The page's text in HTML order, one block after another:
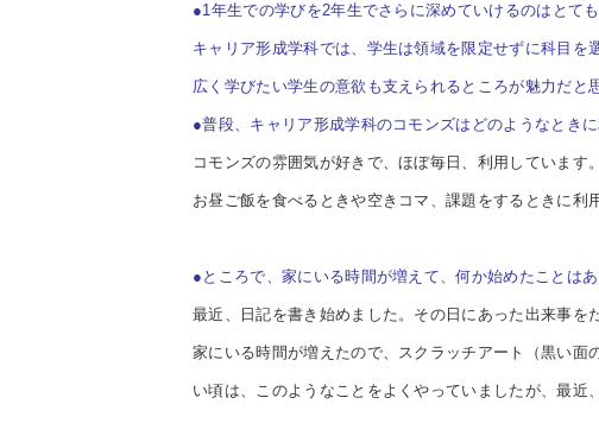
●1年生での学びを2年生でさらに深めていけるのはとて
キャリア形成学科では、学生は領域を限定せずに科目
広く学びたい学生の意欲も支えられるところが魅力だと
●普段、キャリア形成学科のコモンズはどのようなときに
コモンズの雰囲気が好きで、ほぼ毎日、利用しています。
お昼ご飯を食べるときや空きコマ、課題をするときに利
● ところで、家にいる時間が増えて、何か始めたことはあ
最近、日記を書き始めました。その日にあった出来事を
家にいる時間が増えたので、スクラッチアート（黒い
い頃は、このようなことをよくやっていましたが、最近